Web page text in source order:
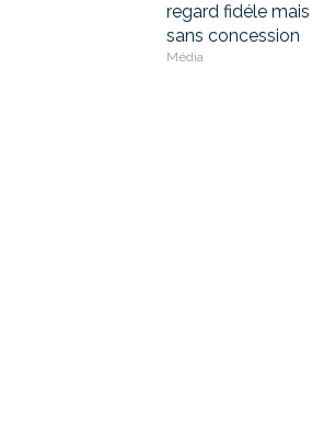
regard fidéle mais
sans concession
Média